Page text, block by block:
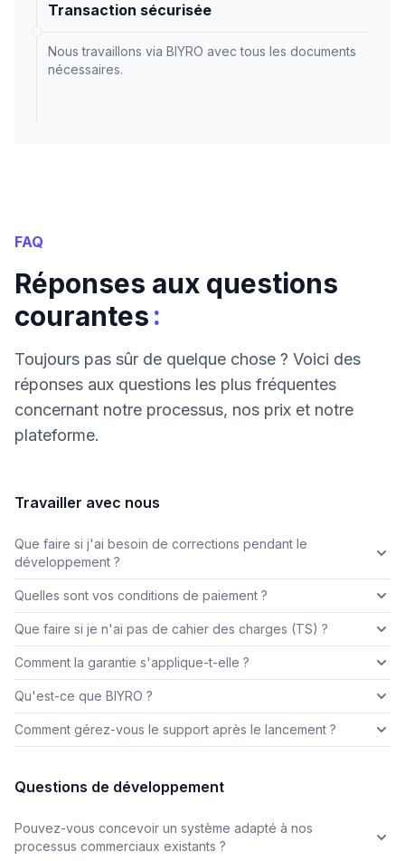
Transaction sécurisée
Nous travaillons via BIYRO avec tous les documents
nécessaires.
FAQ
Réponses aux questions
courantes:
Toujours pas sûr de quelque chose ? Voici des
réponses aux questions les plus fréquentes
concernant notre processus, nos prix et notre
plateforme.
Travailler avec nous
Que faire si j'ai besoin de corrections pendant le
développement ?
Quelles sont vos conditions de paiement ?
Que faire si je n'ai pas de cahier des charges (TS) ?
Comment la garantie s'applique-t-elle ?
Qu'est-ce que BIYRO ?
Comment gérez-vous le support après le lancement ?
Questions de développement
Pouvez-vous concevoir un système adapté à nos
processus commerciaux existants ?